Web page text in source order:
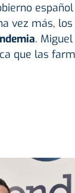
vez más,
.
que las